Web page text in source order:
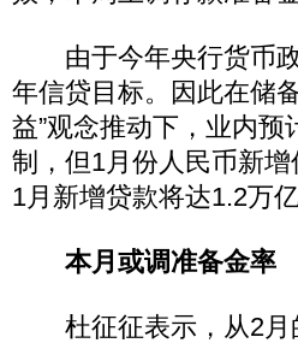
由于今年央行货币政
年信贷目标。因此在储
益”观念推动下，业内
制，但1月份人民币新
1月新增贷款将达1.2万亿
本月或调准备金率
杜征征表示，从2月